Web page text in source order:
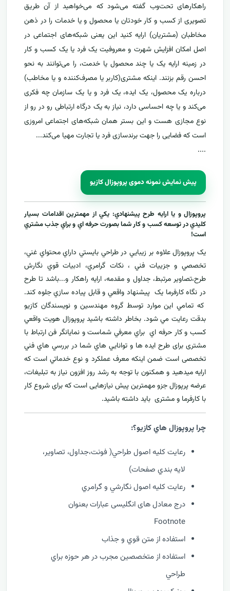
راهکارهای تحت‌وب گفته می‌شود که می‌خواهید از آن طریق
تصویری از کسب و کار خودتان یا محصول و یا خدمات را در ذهن
مخاطبان (مشتریان) ارایه کنید این یعنی شبکه‌های اجتماعی در
اصل امکان افزایش شهرت و معروفیت یک فرد یا یک کسب و کار
در زمینه ارایه یک یا چند محصول یا خدمت، را می‌توانند به نحو
احسن رقم بزنند. اینکه مشتری(کاربر یا مصرف‌کننده و یا مخاطب)
درباره یک محصول، یک ایده، یک فرد و یا یک سازمان چه فکری
می‌کند و یا چه احساسی دارد، نیاز به یک درگاه ارتباطی رو در رو از
نوع مجازی هست و این بستر همان شبکه‌های اجتماعی امروزی
است که فضایی را جهت برندسازی فرد یا تجارت مهیا می‌کند...
....
پیش نمایش نمونه دموی پروپوزال کازیو
پروپوزال و يا ارايه طرح پيشنهادي: يکي از مهمترين اقدامات بسيار
کليدي در توسعه کسب و کار شما بصورت حرفه اي و براي جذب مشتري
است!
يک پروپوزال علاوه بر زيبايي در طراحي بايستي داراي محتواي غني،
تخصصي و جزييات فني ، نکات گرامري، ادبيات قوي نگارش
طرح،تصاوير مرتبط، جداول و مقدمه، ارایه راهکار و...باشد تا طرح
در نگاه کارفرما يک پيشنهاد واقعي و قابل پياده سازي جلوه کند.
که تمامي اين موارد توسط گروه مهندسين و نويسندگان کازيو
بدقت رعايت مي شود. بخاطر داشته باشيد پروپوزال هويت واقعي
کسب و کار حرفه اي براي معرفيشماست و نمایانگر فن ارتباط با
مشتری برای طرح ايده ها و توانايي هاي شما در بررسي هاي فني
تخصصی است ضمن اینکه معرف عملکرد و نوع خدماتي است که
ارايه ميدهید و همکنون با توجه به رشد روز افزون نياز به تبليغات،
عرضه پرپوزال جزو مهمترين پیش نیازهایی است که برای شروع کار
با کارفرما و مشتری بايد داشته باشيد.
چرا پروپوزال هاي کازيو؟:
رعايت کليه اصول طراحي( فونت،جداول، تصاوير،
لايه بندي صفحات)
رعايت کليه اصول نگارشي و گرامري
درج معادل های انگلیسی عبارات بعنوان
Footnote
استفاده از متن قوي و جذاب
استفاده از متخصصين مجرب در هر حوزه براي
طراحي